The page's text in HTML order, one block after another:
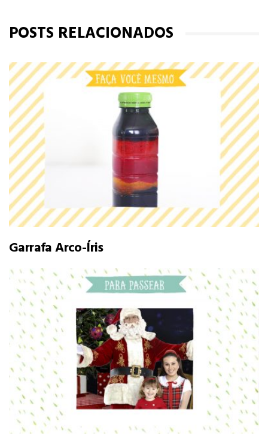
POSTS RELACIONADOS
Garrafa Arco-Íris